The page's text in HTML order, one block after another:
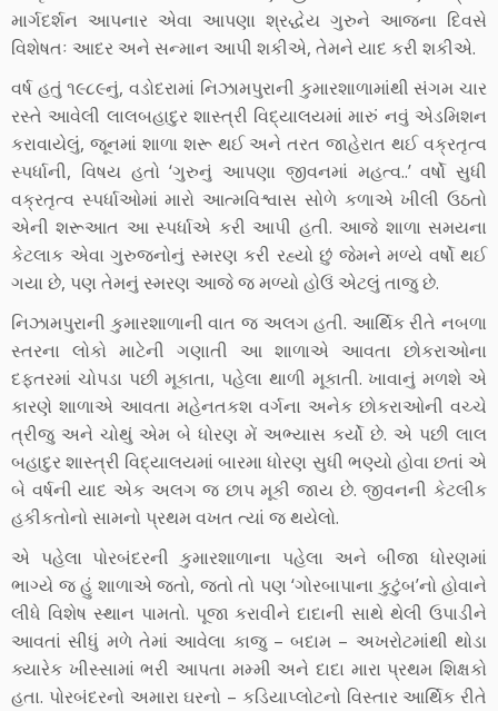
માર્ગદર્શન આપનાર એવા આપણા શ્રદ્ધેય ગુરુને આજના દિવસે
વિશેષતઃ આદર અને સન્માન આપી શકીએ, તેમને યાદ કરી શકીએ.
વર્ષ હતું ૧૯૮૯નું, વડોદરામાં નિઝામપુરાની કુમારશાળામાંથી સંગમ ચાર
રસ્તે આવેલી લાલબહાદુર શાસ્ત્રી વિદ્યાલયમાં મારું નવું એડમિશન
કરાવાયેલું, જૂનમાં શાળા શરૂ થઈ અને તરત જાહેરાત થઈ વક્રતૃત્વ
સ્પર્ધાની, વિષય હતો ‘ગુરુનું આપણા જીવનમાં મહત્વ..’ વર્ષો સુધી
વક્રતૃત્વ સ્પર્ધાઓમાં મારો આત્મવિશ્વાસ સોળે કળાએ ખીલી ઉઠતો
એની શરૂઆત આ સ્પર્ધાએ કરી આપી હતી. આજે શાળા સમયના
કેટલાક એવા ગુરુજનોનું સ્મરણ કરી રહ્યો છું જેમને મળ્યે વર્ષો થઈ
ગયા છે, પણ તેમનું સ્મરણ આજે જ મળ્યો હોઉં એટલું તાજુ છે.
નિઝામપુરાની કુમારશાળાની વાત જ અલગ હતી. આર્થિક રીતે નબળા
સ્તરના લોકો માટેની ગણાતી આ શાળાએ આવતા છોકરાઓના
દફ્તરમાં ચોપડા પછી મૂકાતા, પહેલા થાળી મૂકાતી. ખાવાનું મળશે એ
કારણે શાળાએ આવતા મહેનતકશ વર્ગના અનેક છોકરાઓની વચ્ચે
ત્રીજુ અને ચોથું એમ બે ધોરણ મેં અભ્યાસ કર્યો છે. એ પછી લાલ
બહાદુર શાસ્ત્રી વિદ્યાલયમાં બારમા ધોરણ સુધી ભણ્યો હોવા છતાં એ
બે વર્ષની યાદ એક અલગ જ છાપ મૂકી જાય છે. જીવનની કેટલીક
હકીકતોનો સામનો પ્રથમ વખત ત્યાં જ થયેલો.
એ પહેલા પોરબંદરની કુમારશાળાના પહેલા અને બીજા ધોરણમાં
ભાગ્યે જ હું શાળાએ જતો, જતો તો પણ ‘ગોરબાપાના કુટુંબ’નો હોવાને
લીધે વિશેષ સ્થાન પામતો. પૂજા કરાવીને દાદાની સાથે થેલી ઉપાડીને
આવતાં સીધું મળે તેમાં આવેલા કાજુ – બદામ – અખરોટમાંથી થોડા
ક્યારેક ખીસ્સામાં ભરી આપતા મમ્મી અને દાદા મારા પ્રથમ શિક્ષકો
હતા. પોરબંદરનો અમારા ઘરનો – કડિયાપ્લોટનો વિસ્તાર આર્થિક રીતે